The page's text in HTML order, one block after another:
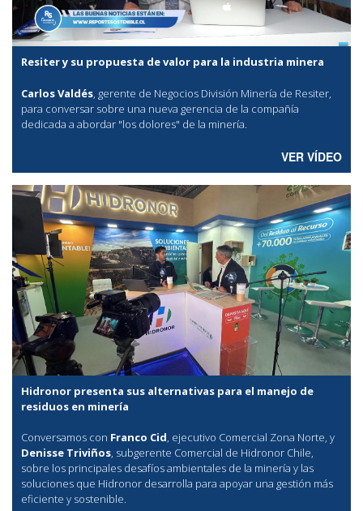
Resiter y su propuesta de valor para la industria minera
Carlos Valdés, gerente de Negocios División Minería de Resiter,
para conversar sobre una nueva gerencia de la compañía
dedicada a abordar "los dolores" de la minería.
VER VÍDEO
Hidronor presenta sus alternativas para el manejo de
residuos en minería
Conversamos con Franco Cid, ejecutivo Comercial Zona Norte, y
Denisse Triviños, subgerente Comercial de Hidronor Chile,
sobre los principales desafíos ambientales de la minería y las
soluciones que Hidronor desarrolla para apoyar una gestión más
eficiente y sostenible.